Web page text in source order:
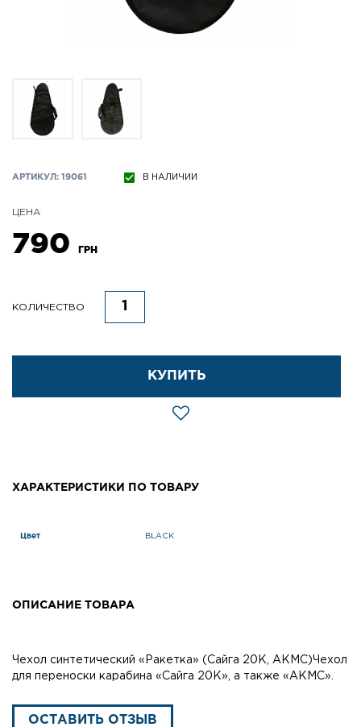
АРТИКУЛ: 19061 В НАЛИЧИИ
ЦЕНА
790 ГРН
КОЛИЧЕСТВО
КУПИТЬ
ХАРАКТЕРИСТИКИ ПО ТОВАРУ
Цвет BLACK
ОПИСАНИЕ ТОВАРА
Чехол синтетический «Ракетка» (Сайга 20К, АКМС)Чехол
для переноски карабина «Сайга 20К», а также «АКМС».
ОСТАВИТЬ ОТЗЫВ